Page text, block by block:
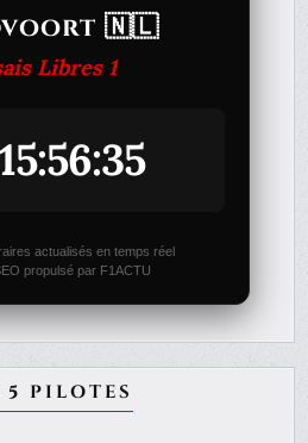
🇳🇱
Libres 1
actualisés en temps réel
propulsé par F1ACTU
5 PILOTES